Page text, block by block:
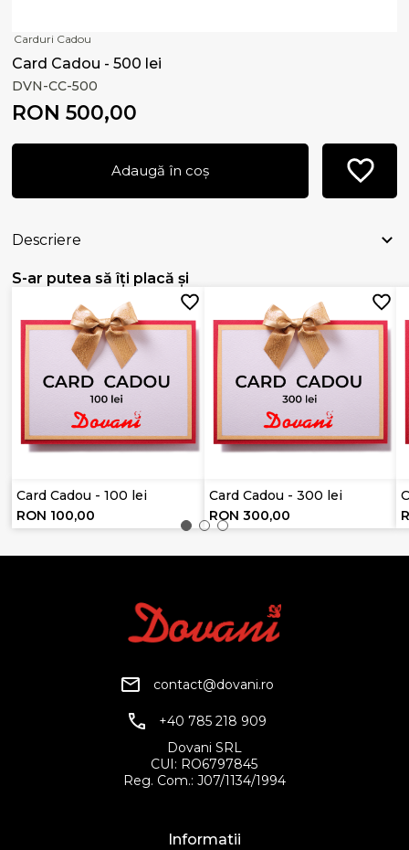
Carduri Cadou
Card Cadou - 500 lei
DVN-CC-500
RON 500,00
Adaugă în coș
Descriere
S-ar putea să îți placă și
Card Cadou - 100 lei
RON 100,00
Card Cadou - 300 lei
RON 300,00
contact@dovani.ro
+40 785 218 909
Dovani SRL
CUI: RO6797845
Reg. Com.: J07/1134/1994
Informatii